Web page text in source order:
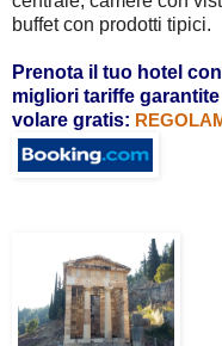
buffet con prodotti tipici.
Prenota il tuo hotel con
migliori tariffe
volare gratis: